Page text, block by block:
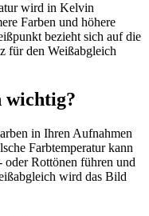
wird in Kelvin
Farben und höhere
bezieht sich auf die
für den Weißabgleich
wichtig?
in Ihren Aufnahmen
Farbtemperatur kann
Rottönen führen und
wird das Bild